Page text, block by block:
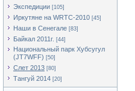
Экспедиции [105]
Иркутяне на WRTC-2010 [45]
Наши в Сенегале [83]
Байкал 2011г. [44]
Национальный парк Хубсугул
(JT7WFF) [50]
Слет 2013 [80]
Тангуй 2014 [20]